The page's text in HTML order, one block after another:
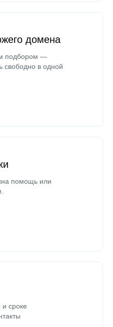
домена
подбором —
свободно в одной
помощь или
сроке